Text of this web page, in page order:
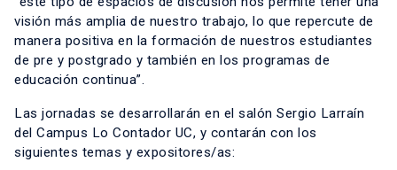
visión más amplia de nuestro trabajo, lo que repercute de
manera positiva en la formación de nuestros estudiantes
de pre y postgrado y también en los programas de
educación continua”.
Las jornadas se desarrollarán en el salón Sergio Larraín
del Campus Lo Contador UC, y contarán con los
siguientes temas y expositores/as: